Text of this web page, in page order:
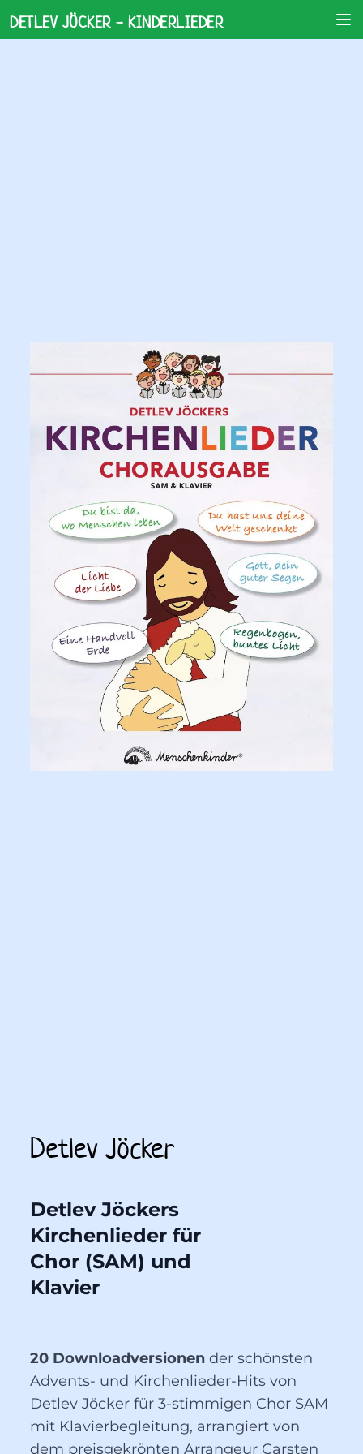
DETLEV JÖCKER - KINDERLIEDER
Detlev Jöcker
Detlev Jöckers
Kirchenlieder für
Chor (SAM) und
Klavier
20 Downloadversionen der schönsten
Advents- und Kirchenlieder-Hits von
Detlev Jöcker für 3-stimmigen Chor SAM
mit Klavierbegleitung, arrangiert von
dem preisgekrönten Arrangeur Carsten